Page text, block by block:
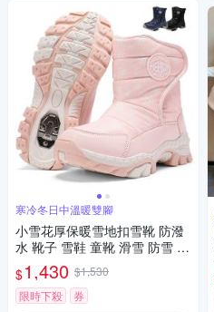
寒冷冬日中溫暖雙腳
小雪花厚保暖雪地扣雪靴 防潑
水 靴子 雪鞋 童靴 滑雪 防雪 冰
爪 防潑水 兒童雪靴 日本 兒童
女童 男童 大童 橘魔法 現貨【B
B8923】
$1,430 $1,530
限時下殺
券